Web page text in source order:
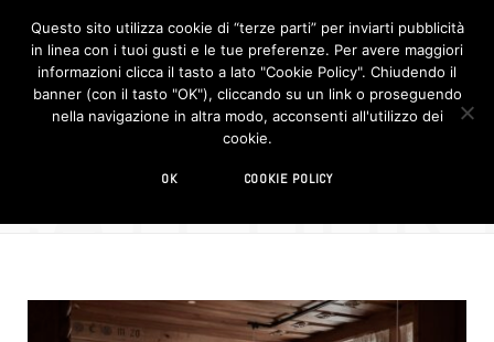
F
c
e
b
o
I
n
s
t
Lifestyle
Questo sito utilizza cookie di “terze parti” per inviarti pubblicità
in linea con i tuoi gusti e le tue preferenze. Per avere maggiori
informazioni clicca il tasto a lato "Cookie Policy". Chiudendo il
banner (con il tasto "OK"), cliccando su un link o proseguendo
nella navigazione in altra modo, acconsenti all'utilizzo dei
cookie.
OK COOKIE POLICY